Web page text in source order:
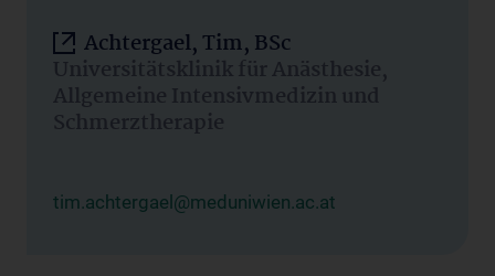
Achtergael, Tim, BSc
Universitätsklinik für Anästhesie,
Allgemeine Intensivmedizin und
Schmerztherapie
tim.achtergael@meduniwien.ac.at